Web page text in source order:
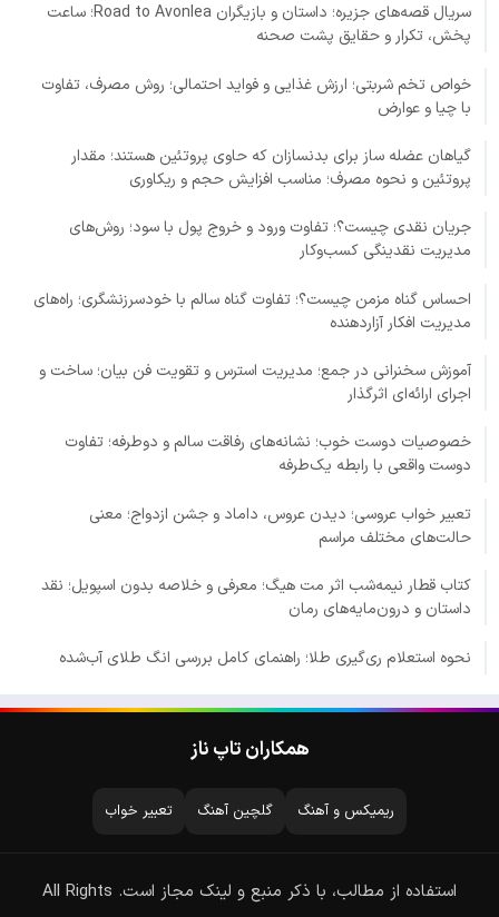
سریال قصه‌های جزیره؛ داستان و بازیگران Road to Avonlea؛ ساعت
پخش، تکرار و حقایق پشت صحنه
خواص تخم شربتی؛ ارزش غذایی و فواید احتمالی؛ روش مصرف، تفاوت
با چیا و عوارض
گیاهان عضله ساز برای بدنسازان که حاوی پروتئین هستند؛ مقدار
پروتئین و نحوه مصرف؛ مناسب افزایش حجم و ریکاوری
جریان نقدی چیست؟؛ تفاوت ورود و خروج پول با سود؛ روش‌های
مدیریت نقدینگی کسب‌وکار
احساس گناه مزمن چیست؟؛ تفاوت گناه سالم با خودسرزنشگری؛ راه‌های
مدیریت افکار آزاردهنده
آموزش سخنرانی در جمع؛ مدیریت استرس و تقویت فن بیان؛ ساخت و
اجرای ارائه‌ای اثرگذار
خصوصیات دوست خوب؛ نشانه‌های رفاقت سالم و دوطرفه؛ تفاوت
دوست واقعی با رابطه یک‌طرفه
تعبیر خواب عروسی؛ دیدن عروس، داماد و جشن ازدواج؛ معنی
حالت‌های مختلف مراسم
کتاب قطار نیمه‌شب اثر مت هیگ؛ معرفی و خلاصه بدون اسپویل؛ نقد
داستان و درون‌مایه‌های رمان
نحوه استعلام ری‌گیری طلا؛ راهنمای کامل بررسی انگ طلای آب‌شده
همکاران تاپ ناز
ریمیکس و آهنگ گلچین آهنگ تعبیر خواب
استفاده از مطالب، با ذکر منبع و لینک مجاز است. All Rights